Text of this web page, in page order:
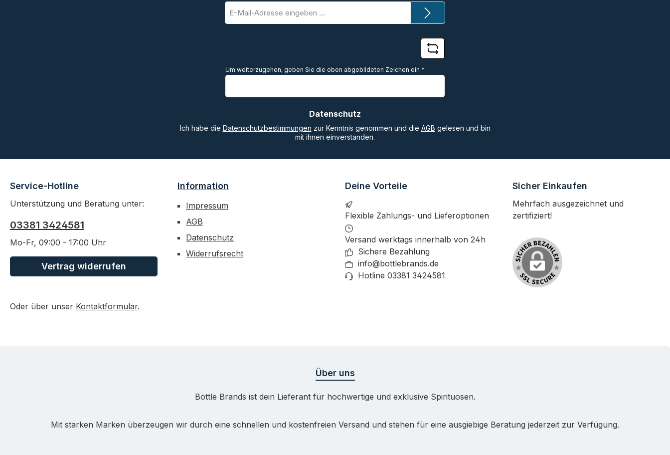
E-
Mail-
Adresse
Um weiterzugehen, geben Sie die oben abgebildeten Zeichen ein *
Datenschutz
Ich habe die Datenschutzbestimmungen zur Kenntnis genommen und die AGB gelesen und bin
mit ihnen einverstanden.
Service-Hotline
Unterstützung und Beratung unter:
03381 3424581
Mo-Fr, 09:00 - 17:00 Uhr
Vertrag widerrufen
Oder über unser Kontaktformular.
Information
Impressum
AGB
Datenschutz
Widerrufsrecht
Deine Vorteile
Flexible Zahlungs- und Lieferoptionen
Versand werktags innerhalb von 24h
Sichere Bezahlung
info@bottlebrands.de
Hotline 03381 3424581
Sicher Einkaufen
Mehrfach ausgezeichnet und
zertifiziert!
Über uns
Bottle Brands ist dein Lieferant für hochwertige und exklusive Spirituosen.
Mit starken Marken überzeugen wir durch eine schnellen und kostenfreien Versand und stehen für eine ausgiebige Beratung jederzeit zur Verfügung.